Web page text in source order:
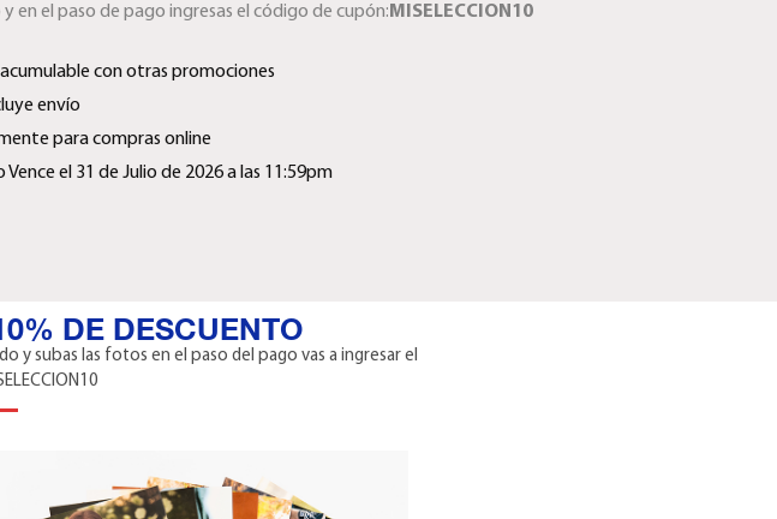
en el paso de pago ingresas el código de cupón: MISELECCION10
acumulable con otras promociones
envío
para compras online
Vence el 31 de Julio de 2026 a las 11:59pm
DE DESCUENTO
y subas las fotos en el paso del pago vas a ingresar el